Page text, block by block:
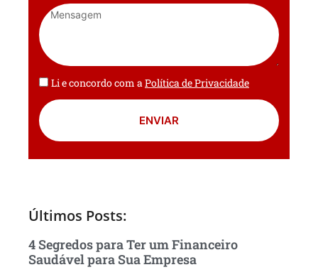
Li e concordo com aPolítica de Privacidade
ENVIAR
Últimos Posts:
4 Segredos para Ter um Financeiro
Saudável para Sua Empresa